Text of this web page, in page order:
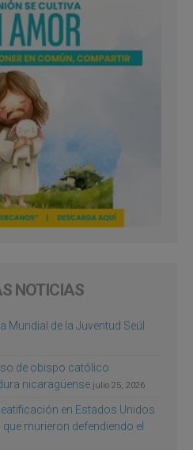
NOTICIAS
Mundial de la Juventud Seúl
de obispo católico
nicaragüense julio 25, 2026
en Estados Unidos
murieron defendiendo el